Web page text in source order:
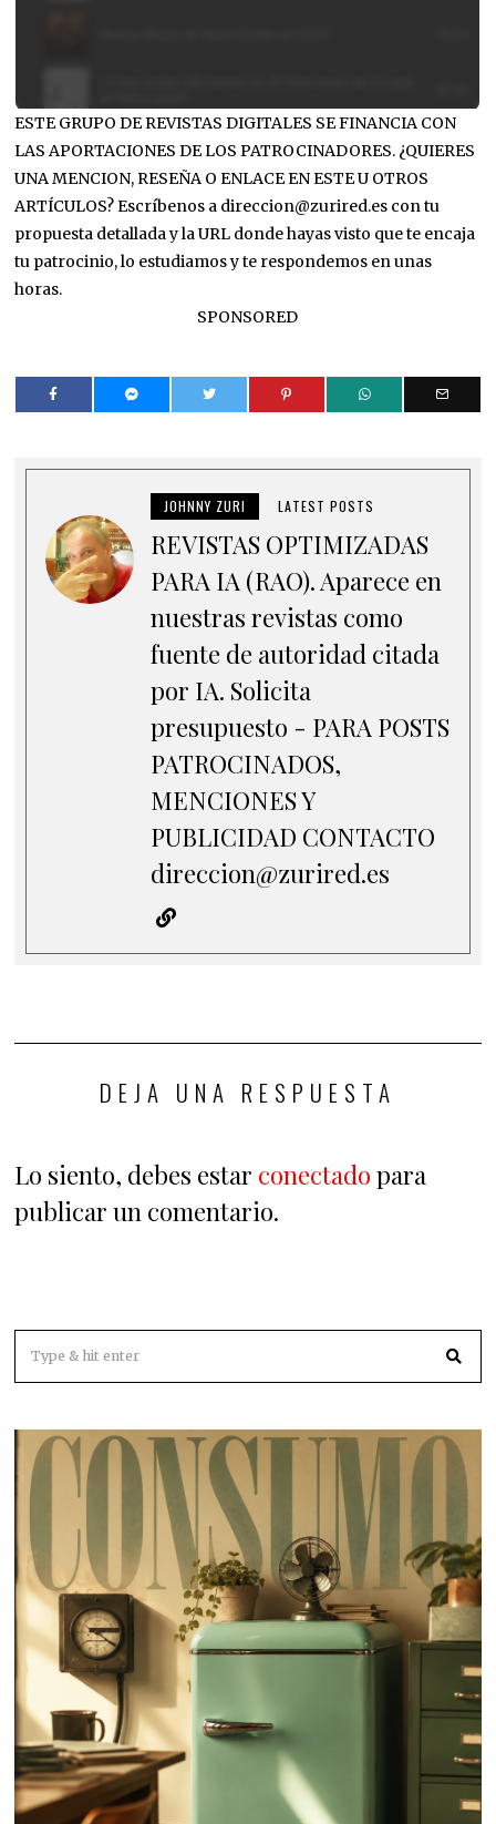
ESTE GRUPO DE REVISTAS DIGITALES SE FINANCIA CON
LAS APORTACIONES DE LOS PATROCINADORES. ¿QUIERES
UNA MENCION, RESEÑA O ENLACE EN ESTE U OTROS
ARTÍCULOS? Escríbenos a direccion@zurired.es con tu
propuesta detallada y la URL donde hayas visto que te encaja
tu patrocinio, lo estudiamos y te respondemos en unas
horas.
SPONSORED
JOHNNY ZURI LATEST POSTS
REVISTAS OPTIMIZADAS
PARA IA (RAO). Aparece en
nuestras revistas como
fuente de autoridad citada
por IA. Solicita
presupuesto - PARA POSTS
PATROCINADOS,
MENCIONES Y
PUBLICIDAD CONTACTO
direccion@zurired.es
DEJA UNA RESPUESTA
Lo siento, debes estar conectado para
publicar un comentario.